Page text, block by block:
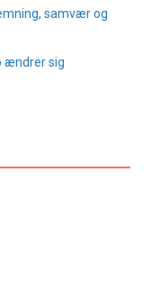
samvær og
ændrer sig